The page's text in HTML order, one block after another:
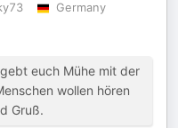
Germany
euch Mühe mit der
wollen hören
Gruß.